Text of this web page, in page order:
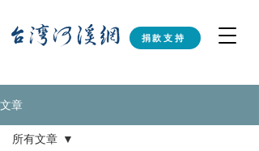
捐款支持
文章
所有文章